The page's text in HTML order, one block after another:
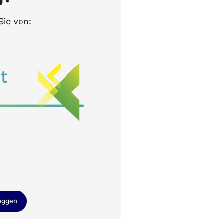
von: